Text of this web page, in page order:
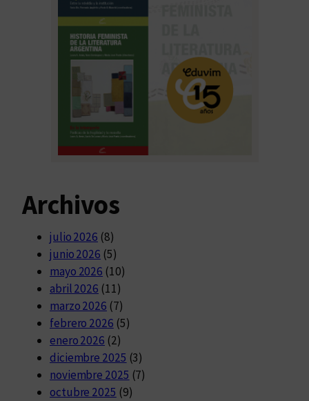
Archivos
julio 2026 (8)
junio 2026 (5)
mayo 2026 (10)
abril 2026 (11)
marzo 2026 (7)
febrero 2026 (5)
enero 2026 (2)
diciembre 2025 (3)
noviembre 2025 (7)
octubre 2025 (9)